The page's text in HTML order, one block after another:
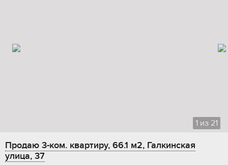
1 из 21
Продаю 3-ком. квартиру, 66.1 м2, Галкинская
улица, 37